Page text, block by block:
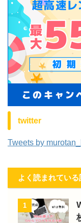
twitter
Tweets by
よく読まれている
1